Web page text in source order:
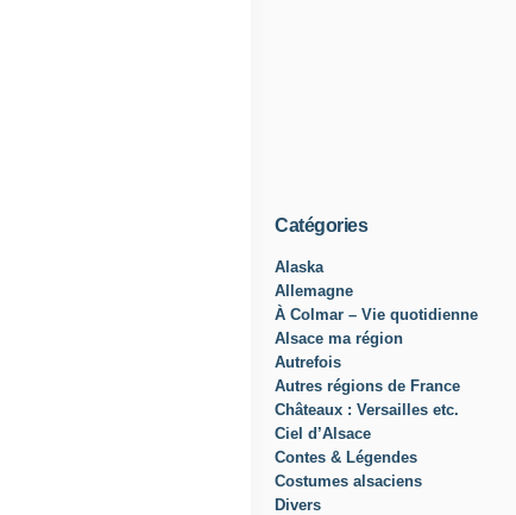
Catégories
Alaska
Allemagne
À Colmar – Vie quotidienne
Alsace ma région
Autrefois
Autres régions de France
Châteaux : Versailles etc.
Ciel d’Alsace
Contes & Légendes
Costumes alsaciens
Divers